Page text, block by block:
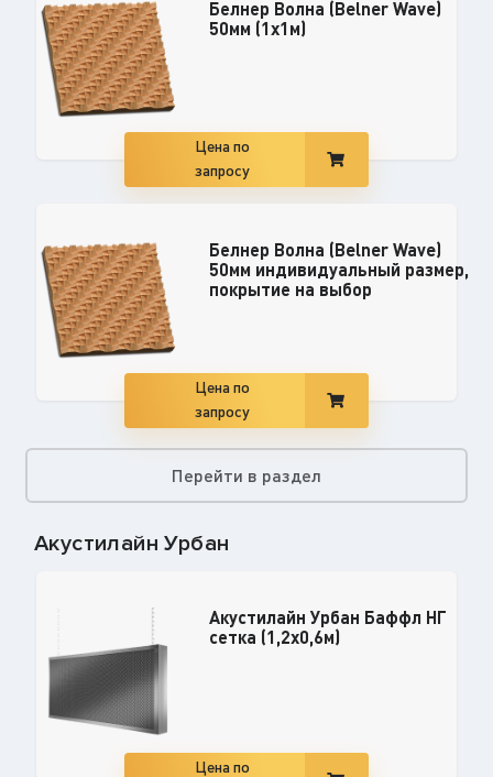
Белнер Волна (Belner Wave)
50мм (1x1м)
Цена по
запросу
Белнер Волна (Belner Wave)
50мм индивидуальный размер,
покрытие на выбор
Цена по
запросу
Перейти в раздел
Акустилайн Урбан
Акустилайн Урбан Баффл НГ
сетка (1,2x0,6м)
Цена по